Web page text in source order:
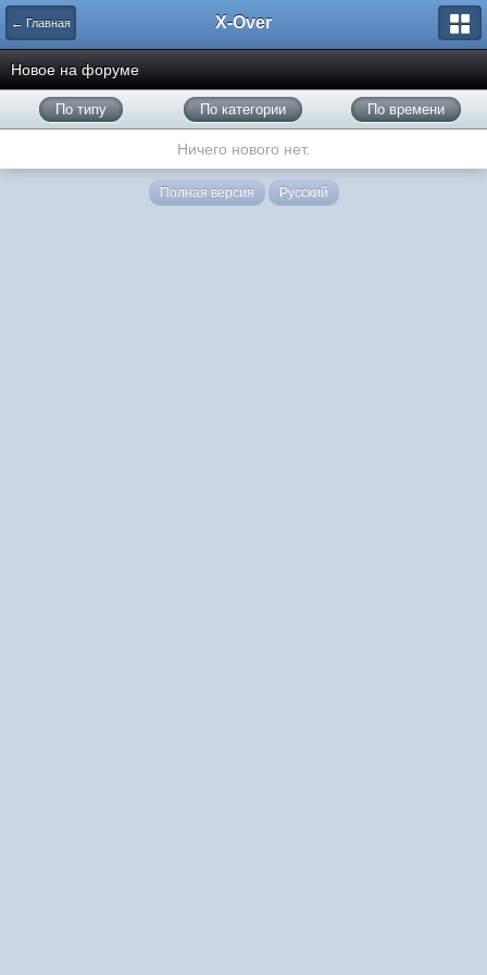
← Главная X-Over
Новое на форуме
По типу По категории По времени
Ничего нового нет.
Полная версия Русский